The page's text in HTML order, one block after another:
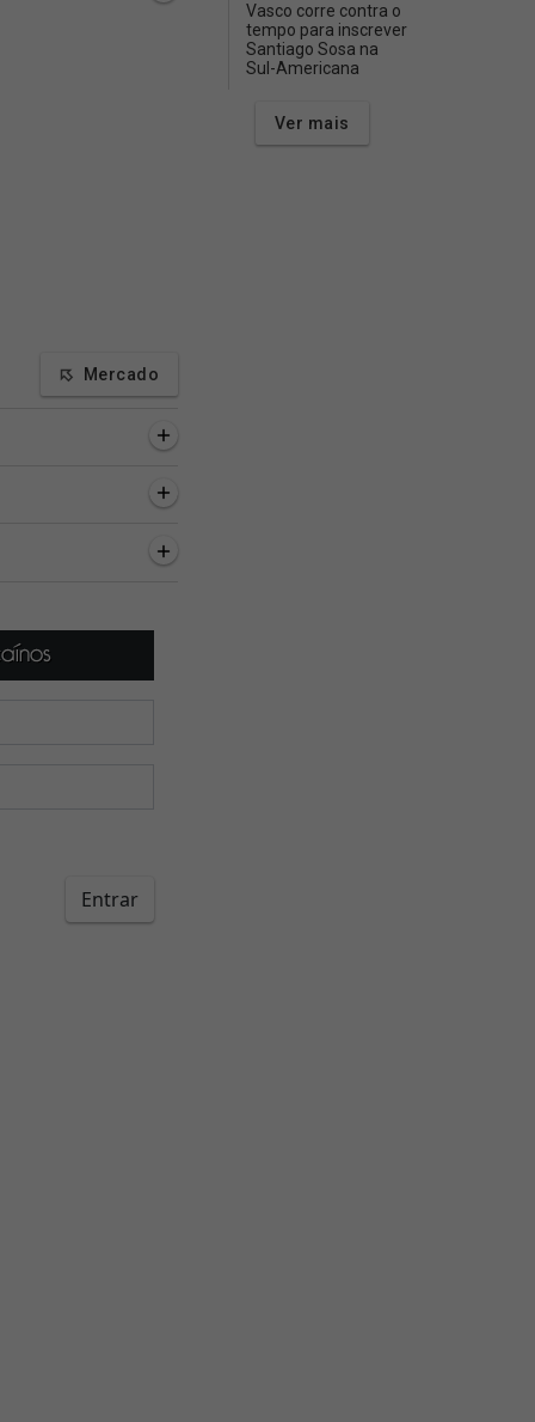
Mercado
Vasco corre contra o
tempo para inscrever
Santiago Sosa na
Sul-Americana
Ver mais